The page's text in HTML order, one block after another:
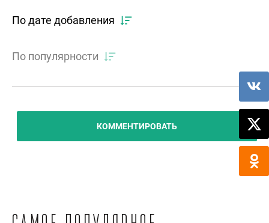
По дате добавления
По популярности
КОММЕНТИРОВАТЬ